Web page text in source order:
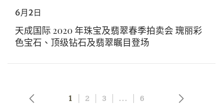
分享到Facebook
6月2日
天成国际 2020 年珠宝及翡翠春季拍卖会 瑰丽彩
色宝石、顶级钻石及翡翠瞩目登场
1 2 3 ... 6